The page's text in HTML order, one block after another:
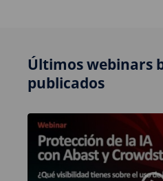
Últimos webinars
publicados